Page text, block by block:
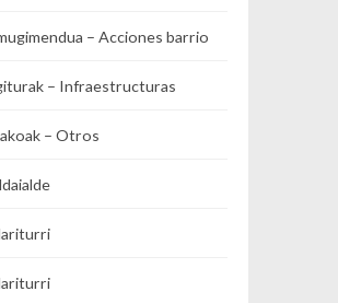
– Acciones barrio
– Infraestructuras
– Otros